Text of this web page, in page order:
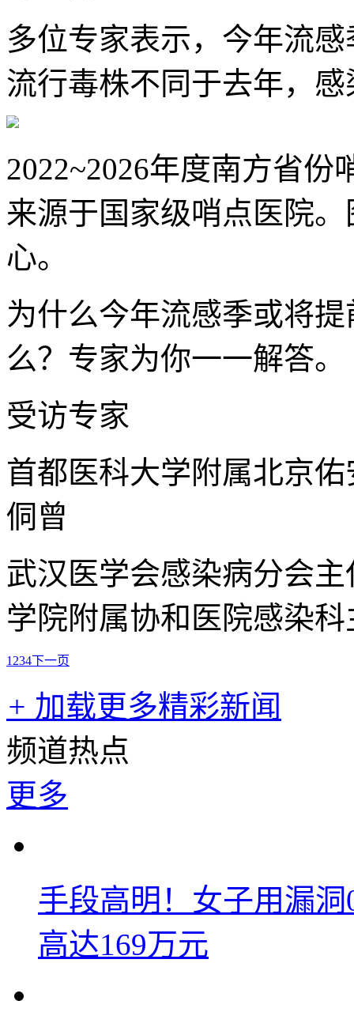
多位专家表示，今年流
流行毒株不同于去年，
2022~2026年度南方省
来源于国家级哨点医院
心。
为什么今年流感季或将
么？专家为你一一解答。
受访专家
首都医科大学附属北京
侗曾
武汉医学会感染病分会
学院附属协和医院感染
1 234下一页
+ 加载更多精彩新闻
频道热点
更多
手段高明！女子用漏
高达169万元